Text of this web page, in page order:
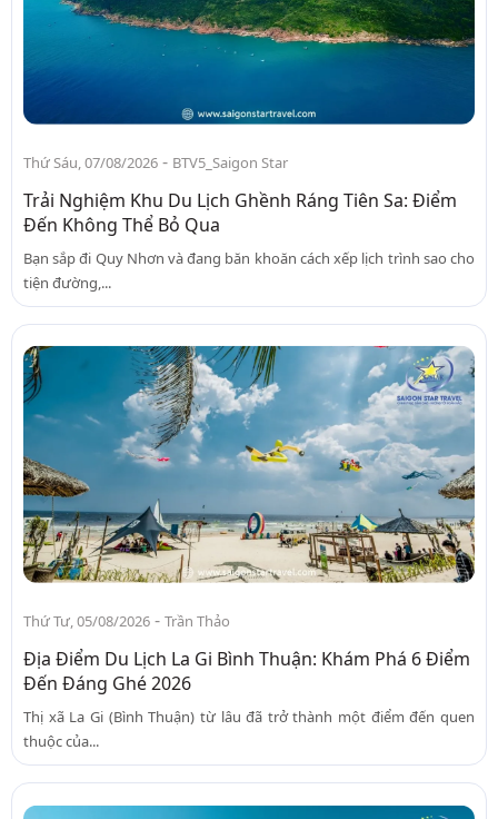
Thứ Sáu, 07/08/2026 - BTV5_Saigon Star
Trải Nghiệm Khu Du Lịch Ghềnh Ráng Tiên Sa: Điểm
Đến Không Thể Bỏ Qua
Bạn sắp đi Quy Nhơn và đang băn khoăn cách xếp lịch trình sao cho
tiện đường,...
Thứ Tư, 05/08/2026 - Trần Thảo
Địa Điểm Du Lịch La Gi Bình Thuận: Khám Phá 6 Điểm
Đến Đáng Ghé 2026
Thị xã La Gi (Bình Thuận) từ lâu đã trở thành một điểm đến quen
thuộc của...